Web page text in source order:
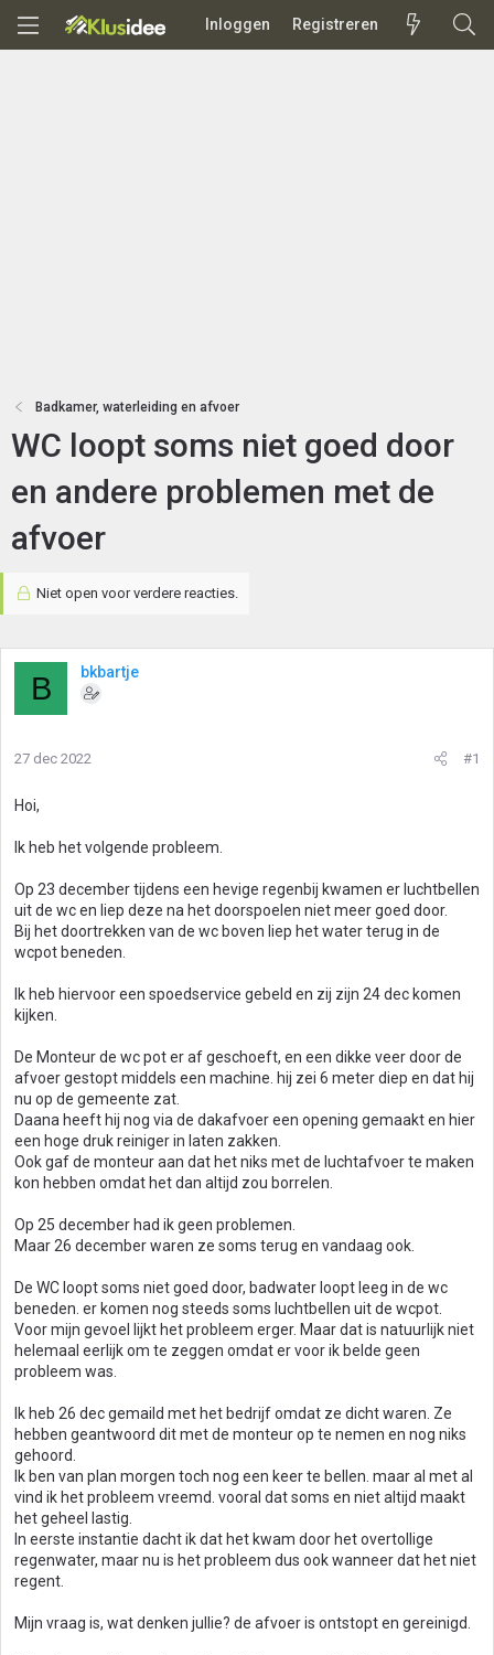
Inloggen Registreren
Badkamer, waterleiding en afvoer
WC loopt soms niet goed door
en andere problemen met de
afvoer
Niet open voor verdere reacties.
B bkbartje
27 dec 2022 #1
Hoi,
Ik heb het volgende probleem.
Op 23 december tijdens een hevige regenbij kwamen er luchtbellen
uit de wc en liep deze na het doorspoelen niet meer goed door.
Bij het doortrekken van de wc boven liep het water terug in de
wcpot beneden.
Ik heb hiervoor een spoedservice gebeld en zij zijn 24 dec komen
kijken.
De Monteur de wc pot er af geschoeft, en een dikke veer door de
afvoer gestopt middels een machine. hij zei 6 meter diep en dat hij
nu op de gemeente zat.
Daana heeft hij nog via de dakafvoer een opening gemaakt en hier
een hoge druk reiniger in laten zakken.
Ook gaf de monteur aan dat het niks met de luchtafvoer te maken
kon hebben omdat het dan altijd zou borrelen.
Op 25 december had ik geen problemen.
Maar 26 december waren ze soms terug en vandaag ook.
De WC loopt soms niet goed door, badwater loopt leeg in de wc
beneden. er komen nog steeds soms luchtbellen uit de wcpot.
Voor mijn gevoel lijkt het probleem erger. Maar dat is natuurlijk niet
helemaal eerlijk om te zeggen omdat er voor ik belde geen
probleem was.
Ik heb 26 dec gemaild met het bedrijf omdat ze dicht waren. Ze
hebben geantwoord dit met de monteur op te nemen en nog niks
gehoord.
Ik ben van plan morgen toch nog een keer te bellen. maar al met al
vind ik het probleem vreemd. vooral dat soms en niet altijd maakt
het geheel lastig.
In eerste instantie dacht ik dat het kwam door het overtollige
regenwater, maar nu is het probleem dus ook wanneer dat het niet
regent.
Mijn vraag is, wat denken jullie? de afvoer is ontstopt en gereinigd.